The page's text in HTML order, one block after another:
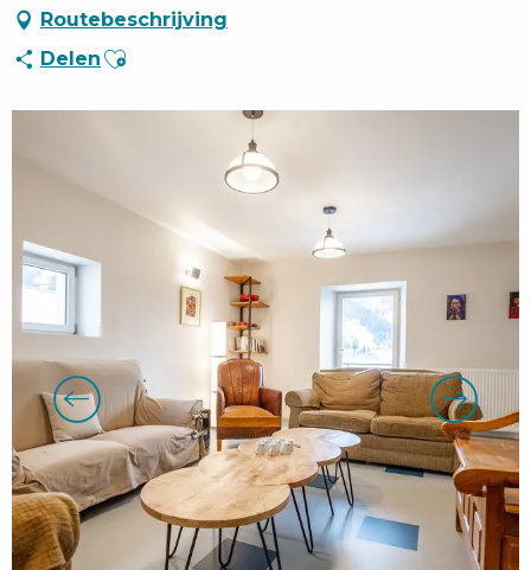
Routebeschrijving
Delen Ajouter aux favoris